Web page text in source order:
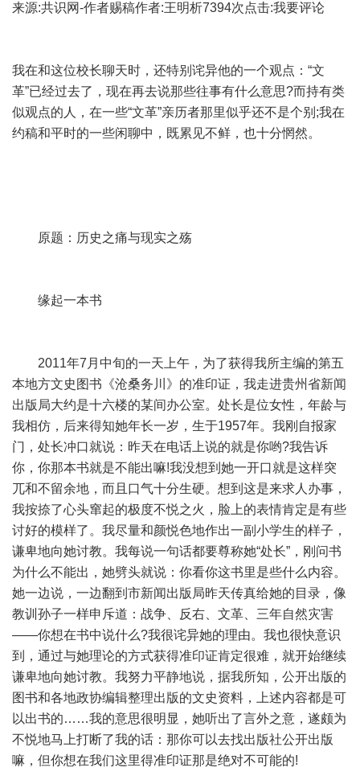
来源:共识网-作者赐稿作者:王明析7394次点击:我要评论
我在和这位校长聊天时，还特别诧异他的一个观点：“文
革”已经过去了，现在再去说那些往事有什么意思?而持有类
似观点的人，在一些“文革”亲历者那里似乎还不是个别;我在
约稿和平时的一些闲聊中，既累见不鲜，也十分惘然。
原题：历史之痛与现实之殇
缘起一本书
2011年7月中旬的一天上午，为了获得我所主编的第五
本地方文史图书《沧桑务川》的准印证，我走进贵州省新闻
出版局大约是十六楼的某间办公室。处长是位女性，年龄与
我相仿，后来得知她年长一岁，生于1957年。我刚自报家
门，处长冲口就说：昨天在电话上说的就是你哟?我告诉
你，你那本书就是不能出嘛!我没想到她一开口就是这样突
兀和不留余地，而且口气十分生硬。想到这是来求人办事，
我按捺了心头窜起的极度不悦之火，脸上的表情肯定是有些
讨好的模样了。我尽量和颜悦色地作出一副小学生的样子，
谦卑地向她讨教。我每说一句话都要尊称她“处长”，刚问书
为什么不能出，她劈头就说：你看你这书里是些什么内容。
她一边说，一边翻到市新闻出版局昨天传真给她的目录，像
教训孙子一样申斥道：战争、反右、文革、三年自然灾害
——你想在书中说什么?我很诧异她的理由。我也很快意识
到，通过与她理论的方式获得准印证肯定很难，就开始继续
谦卑地向她讨教。我努力平静地说，据我所知，公开出版的
图书和各地政协编辑整理出版的文史资料，上述内容都是可
以出书的……我的意思很明显，她听出了言外之意，遂颇为
不悦地马上打断了我的话：那你可以去找出版社公开出版
嘛，但你想在我们这里得准印证那是绝对不可能的!